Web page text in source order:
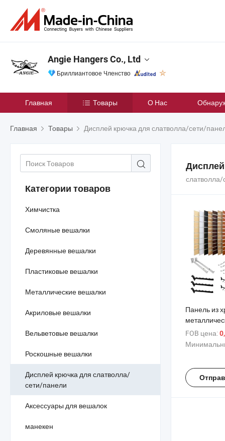
Angie Hangers Co., Ltd
Бриллиантовое Членство
Главная Товары О Нас
Главная Товары Дисплей крючка для слатволла/сети/
Категории товаров
Химчистка
Смоляные вешалки
Деревянные вешалки
Пластиковые вешалки
Металлические вешалки
Акриловые вешалки
Вельветовые вешалки
Роскошные вешалки
Дисплей крючка для слатволла/
сети/панели
Аксессуары для вешалок
манекен
Панель из
для
крючки для
стена,
FOB цена: